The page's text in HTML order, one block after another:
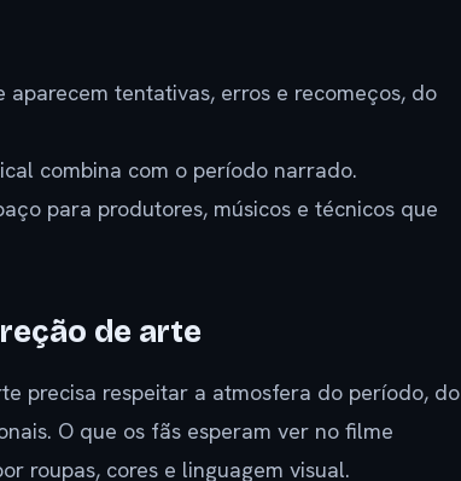
aparecem tentativas, erros e recomeços, do
combina com o período narrado.
para produtores, músicos e técnicos que
de arte
precisa respeitar a atmosfera do período, do
O que os fãs esperam ver no filme
roupas, cores e linguagem visual.